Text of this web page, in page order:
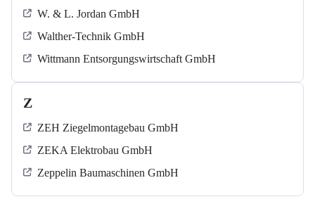
W. & L. Jordan GmbH
Walther-Technik GmbH
Wittmann Entsorgungswirtschaft GmbH
Z
ZEH Ziegelmontagebau GmbH
ZEKA Elektrobau GmbH
Zeppelin Baumaschinen GmbH